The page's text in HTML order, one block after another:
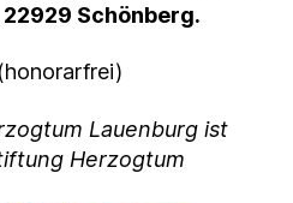
22929 Schönberg.
Lauenburg ist
Herzogtum